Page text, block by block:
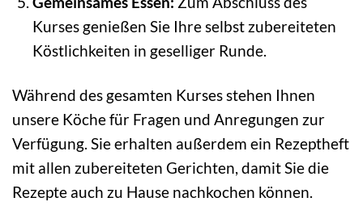
Kurses genießen Sie Ihre selbst zubereiteten
Köstlichkeiten in geselliger Runde.
Während des gesamten Kurses stehen Ihnen
unsere Köche für Fragen und Anregungen zur
Verfügung. Sie erhalten außerdem ein Rezeptheft
mit allen zubereiteten Gerichten, damit Sie die
Rezepte auch zu Hause nachkochen können.